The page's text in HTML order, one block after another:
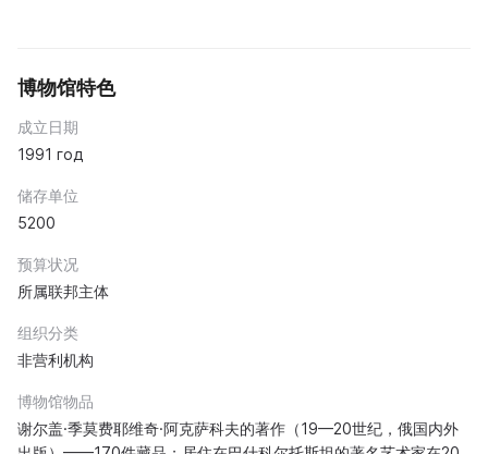
博物馆特色
成立日期
1991 год
储存单位
5200
预算状况
所属联邦主体
组织分类
非营利机构
博物馆物品
谢尔盖·季莫费耶维奇·阿克萨科夫的著作（19—20世纪，俄国内外